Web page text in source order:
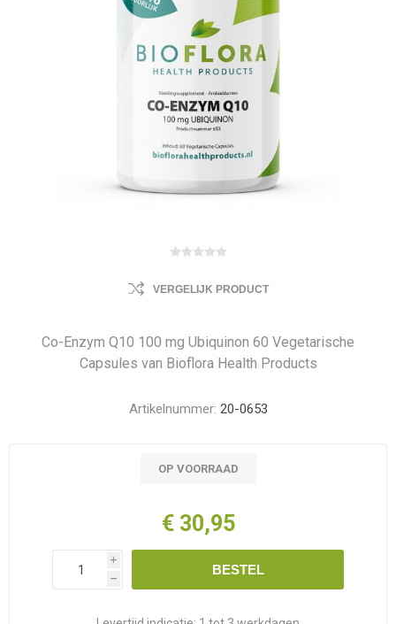
VERGELIJK PRODUCT
Co-Enzym Q10 100 mg Ubiquinon 60 Vegetarische
Capsules van Bioflora Health Products
Artikelnummer: 20-0653
OP VOORRAAD
€ 30,95
i
h
BESTEL